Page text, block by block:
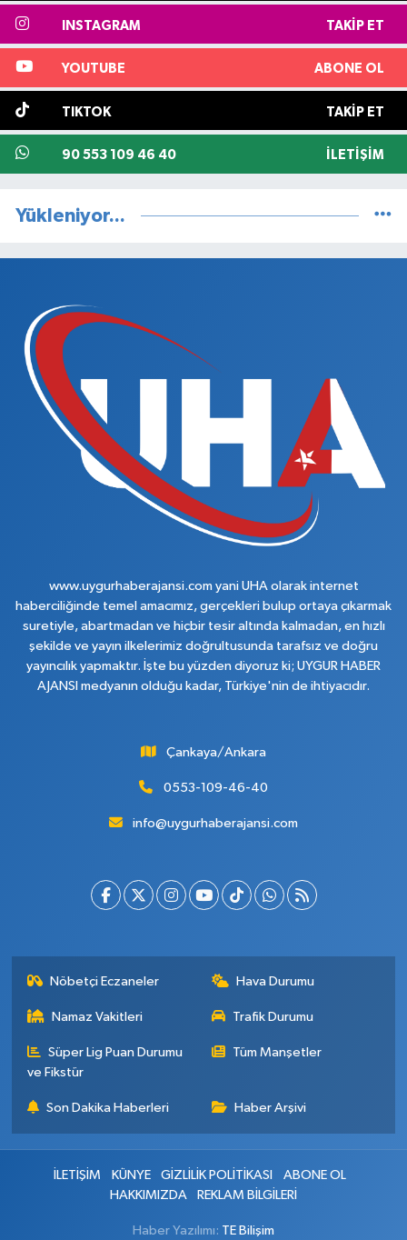
INSTAGRAM TAKIP ET
YOUTUBE ABONE OL
TIKTOK TAKIP ET
90 553 109 46 40 İLETIŞIM
Yükleniyor...
www.uygurhaberajansi.com yani UHA olarak internet
haberciliğinde temel amacımız, gerçekleri bulup ortaya çıkarmak
suretiyle, abartmadan ve hiçbir tesir altında kalmadan, en hızlı
şekilde ve yayın ilkelerimiz doğrultusunda tarafsız ve doğru
yayıncılık yapmaktır. İşte bu yüzden diyoruz ki; UYGUR HABER
AJANSI medyanın olduğu kadar, Türkiye'nin de ihtiyacıdır.
Çankaya/Ankara
0553-109-46-40
info@uygurhaberajansi.com
Nöbetçi Eczaneler Hava Durumu
Namaz Vakitleri Trafik Durumu
Süper Lig Puan Durumu
ve Fikstür
Tüm Manşetler
Son Dakika Haberleri Haber Arşivi
İLETİŞİM KÜNYE GİZLİLİK POLİTİKASI
ABONE OL
HAKKIMIZDA
REKLAM BİLGİLERİ
Haber Yazılımı: TE Bilişim